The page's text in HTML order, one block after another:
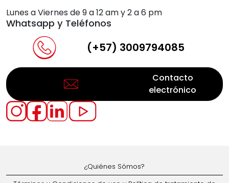
Lunes a Viernes de 9 a 12 am y 2 a 6 pm
Whatsapp y Teléfonos
(+57) 3009794085
Contacto
electrónico
¿Quiénes Sómos?